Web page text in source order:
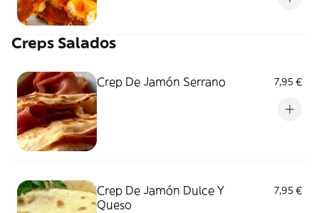
Creps Salados
Crep De Jamón Serrano 7,95 €
Crep De Jamón Dulce Y
Queso
7,95 €